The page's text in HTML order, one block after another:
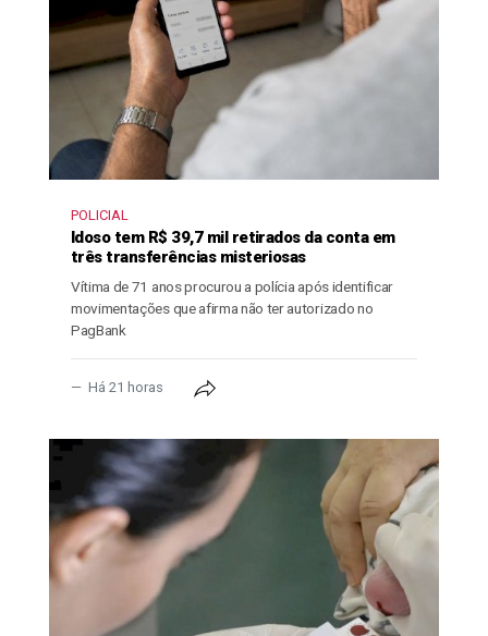
POLICIAL
Idoso tem R$ 39,7 mil retirados da conta em
três transferências misteriosas
Vítima de 71 anos procurou a polícia após identificar
movimentações que afirma não ter autorizado no
PagBank
Há 21 horas